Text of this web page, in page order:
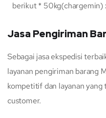
berikut *
Jasa Pengiriman
Sebagai jasa ekspedisi
layanan pengiriman barang
kompetitif dan layanan
customer.